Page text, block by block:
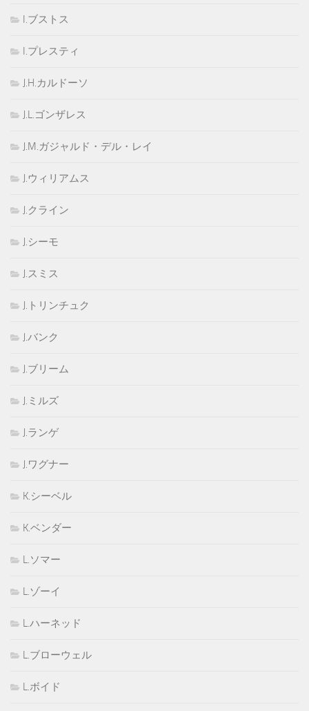
I.ブストス
I.プレスティ
J.H.カルドーソ
J.L.ゴンザレス
J.M.ガジャルド・デル・レイ
J.ウィリアムス
J.クライン
J.シーモ
J.スミス
J.トリンチュク
J.バンク
J.ブリーム
J.ミルズ
J.ランゲ
J.ワグナー
K.シーベル
K.ベンダー
L.ソマー
L.ゾーイ
L.ハーネッド
L.ブローウェル
L.ボイド